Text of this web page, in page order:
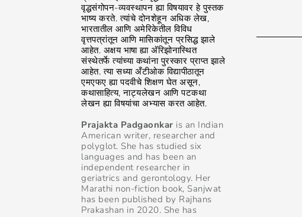
वृद्धसंगोपन-व्यवस्थापन ह्या विषयावर हे पुस्तक
भाष्य करते. त्यांचे दोनशेहून अधिक लेख,
भारतातील आणि अमेरिकेतील विविध
वृत्तपत्रांतून आणि मासिकांतून प्रसिद्ध झाले
आहेत. अक्षय भाषा ह्या अ‍ॅरिझोनास्थित
संस्थेतर्फे त्यांच्या कथांना पुरस्कार प्राप्त झाले
आहेत. त्या सध्या अँटीओक विद्यापीठातून
एमएफए ह्या पदवीचे शिक्षण घेत असून,
कथासाहित्य, नाट्यलेखन आणि पटकथा
लेखन ह्या विषयांचा अभ्यास करत आहेत.
Prajakta Padgaonkar is an Indian
American writer, researcher and
polyglot. She has studied six
languages and has been an
independent researcher in
geriatrics and gerontology. Her
Marathi non-fiction book, Sanjwat
has been published by Rajhans
Prakashan in 2020. She has